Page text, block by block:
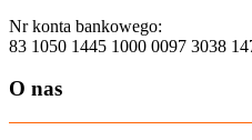
Nr konta bankowego:
83 1050 1445 1000 0097 3038
O nas